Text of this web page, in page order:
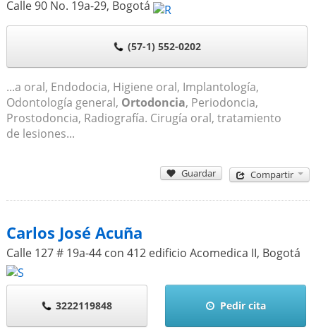
Calle 90 No. 19a-29, Bogotá
(57-1) 552-0202
...a oral, Endodocia, Higiene oral, Implantología,
Odontología general, Ortodoncia, Periodoncia,
Prostodoncia, Radiografía. Cirugía oral, tratamiento
de lesiones...
Guardar Compartir
Carlos José Acuña
Calle 127 # 19a-44 con 412 edificio Acomedica II, Bogotá
3222119848 Pedir cita